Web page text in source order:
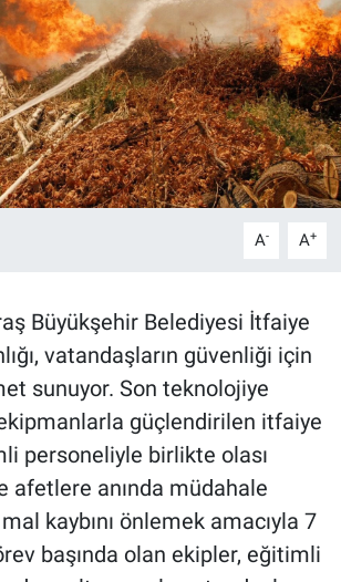
A- A+
Büyükşehir Belediyesi İtfaiye
vatandaşların güvenliği için
sunuyor. Son teknolojiye
güçlendirilen itfaiye
personeliyle birlikte olası
afetlere anında müdahale
kaybını önlemek amacıyla 7
başında olan ekipler, eğitimli